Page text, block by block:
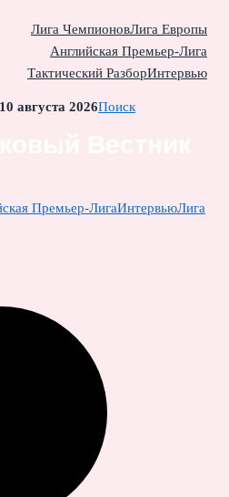
Лига ЧемпионовЛига Европы
Английская Премьер-Лига
Тактический РазборИнтервью
10 августа 2026Поиск
Премьер-ЛигаИнтервьюЛига